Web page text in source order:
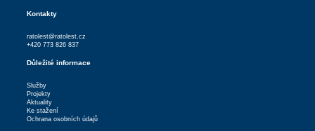
Kontakty
ratolest@ratolest.cz
+420 773 826 837
Důležité informace
Služby
Projekty
Aktuality
Ke stažení
Ochrana osobních údajů